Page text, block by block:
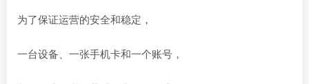
为了保证运营的安全和稳定，
一台设备、一张手机卡和一个账号，